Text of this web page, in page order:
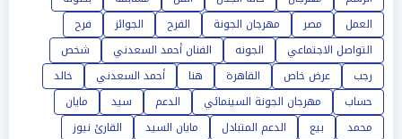
العمل
مصر مهرجان الجونة الفرح الجوائز
فرح
التواصل الاجتماعي
الجونه الفنان أحمد السعدني
شخص
رجب
عرض خاص القاهرة هنا أحمد السعدني
خالد
حساب
مهرجان الجونة السينمائي الدعم سيد
مايان
محمد
بيع الدعم المتبادل مايان السيد القارئ نيوز